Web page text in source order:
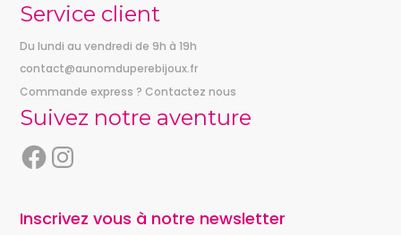
Service client
Du lundi au vendredi de 9h à 19h
contact@aunomduperebijoux.fr
Commande express ? Contactez nous
Suivez notre aventure
F
e
b
t
a
Inscrivez vous à notre newsletter